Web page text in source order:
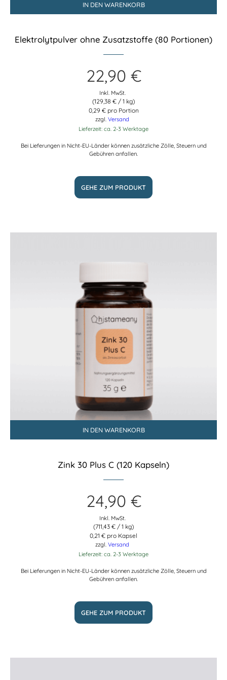
IN DEN WARENKORB
Elektrolytpulver ohne Zusatzstoffe (80 Portionen)
22,90 €
Inkl. MwSt.
(129,38 € / 1 kg)
0,29 € pro Portion
zzgl. Versand
Lieferzeit: ca. 2-3 Werktage
Bei Lieferungen in Nicht-EU-Länder können zusätzliche Zölle, Steuern und
Gebühren anfallen.
GEHE ZUM PRODUKT
IN DEN WARENKORB
Zink 30 Plus C (120 Kapseln)
24,90 €
Inkl. MwSt.
(711,43 € / 1 kg)
0,21 € pro Kapsel
zzgl. Versand
Lieferzeit: ca. 2-3 Werktage
Bei Lieferungen in Nicht-EU-Länder können zusätzliche Zölle, Steuern und
Gebühren anfallen.
GEHE ZUM PRODUKT